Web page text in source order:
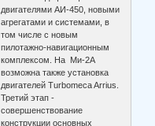
двигателями АИ-450, новыми
агрегатами и системами, в
том числе с новым
пилотажно-навигационным
комплексом. На Ми-2А
возможна также установка
двигателей Turbomeca Arrius.
Третий этап -
совершенствование
конструкции основных